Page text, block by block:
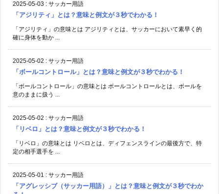
2025-05-03 : サッカー用語
「アジリティ」とは？意味と例文が３秒でわかる！
「アジリティ」の意味とは アジリティとは、サッカーにおいて素早く的
確に身体を動か ...
2025-05-02 : サッカー用語
「ボールコントロール」とは？意味と例文が３秒でわかる！
「ボールコントロール」の意味とは ボールコントロールとは、ボールを
意のままに扱う ...
2025-05-02 : サッカー用語
「リベロ」とは？意味と例文が３秒でわかる！
「リベロ」の意味とは リベロとは、ディフェンスラインの最後方で、特
定の相手選手を ...
2025-05-01 : サッカー用語
「アグレッシブ（サッカー用語）」とは？意味と例文が３秒でわか